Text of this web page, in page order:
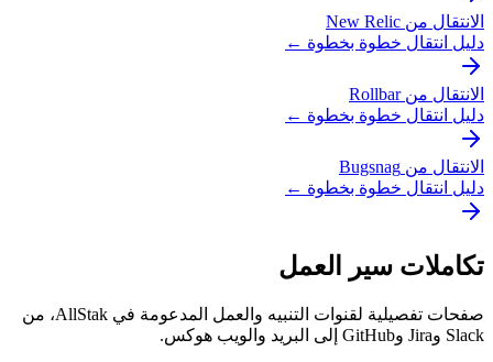
الانتقال من New Relic
دليل انتقال خطوة بخطوة ←
الانتقال من Rollbar
دليل انتقال خطوة بخطوة ←
الانتقال من Bugsnag
دليل انتقال خطوة بخطوة ←
تكاملات سير العمل
صفحات تفصيلية لقنوات التنبيه والعمل المدعومة في AllStak، من
Slack وJira وGitHub إلى البريد والويب هوكس.